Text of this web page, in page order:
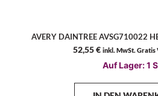
AVERY DAINTREE AVSG710022
52,55€ inkl. MwSt. Gratis
Auf Lager: 1